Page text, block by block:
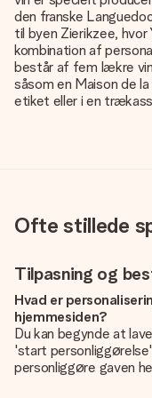
den franske
til byen Zierikzee,
kombination af
består af fem lækre
såsom en Maison de
etiket eller i en
Ofte stillede
Tilpasning og
Hvad er
hjemmesiden?
Du kan begynde at
'start
personliggøre gaven